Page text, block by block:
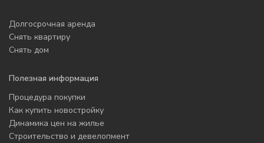
Долгосрочная аренда
Снять квартиру
Снять дом
Полезная информация
Процедура покупки
Как купить новостройку
Динамика цен на жилье
Строительство и девелопмент